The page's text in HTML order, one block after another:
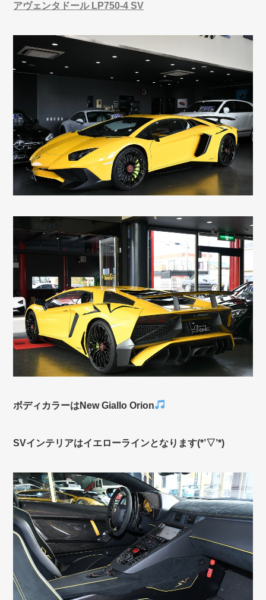
アヴェンタドール LP750-4 SV
ボディカラーはNew Giallo Orion
SVインテリアはイエローラインとなります(*’▽’*)